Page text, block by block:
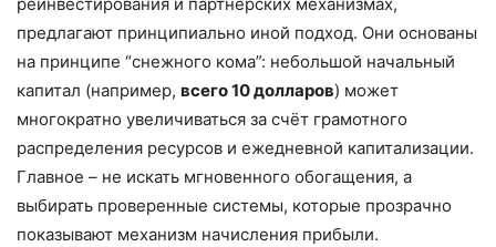
реинвестирования и партнёрских механизмах,
предлагают принципиально иной подход. Они основаны
на принципе “снежного кома”: небольшой начальный
капитал (например, всего 10 долларов) может
многократно увеличиваться за счёт грамотного
распределения ресурсов и ежедневной капитализации.
Главное – не искать мгновенного обогащения, а
выбирать проверенные системы, которые прозрачно
показывают механизм начисления прибыли.